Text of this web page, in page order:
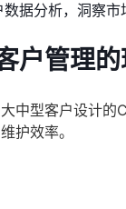
据分析，洞察
户管理
中型客户设计
护效率。